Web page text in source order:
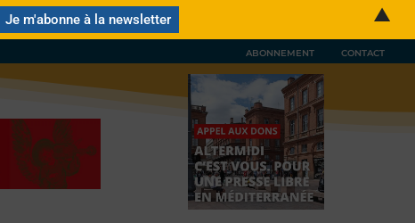
ABONNEMENT CONTACT
▲